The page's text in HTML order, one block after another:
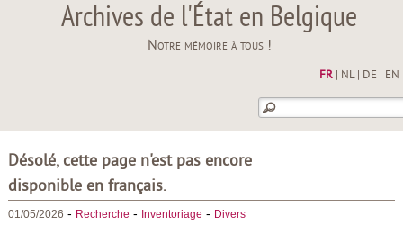
Archives de l'État en Belgique
Notre mémoire à tous !
FR| NL| DE EN
Désolé, cette page n'est pas encore
disponible en français.
01/05/2026 - Recherche - Inventoriage - Divers